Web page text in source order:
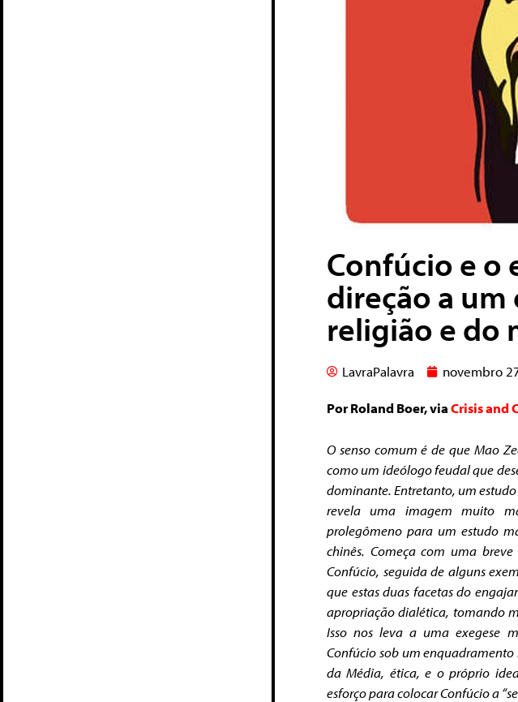
Confúcio e o
direção a um
religião e do
LavraPalavra novembro
Por Roland Boer, viaCrisis and
O senso comum é de que Mao
como um ideólogo feudal que
dominante. Entretanto, um
revela uma imagem muito
prolegômeno para um estudo
chinês. Começa com uma
Confúcio, seguida de alguns
que estas duas facetas do
apropriação dialética, tomando
Isso nos leva a uma exegese
Confúcio sob um
da Média, ética, e o próprio
esforço para colocar Confúcio a